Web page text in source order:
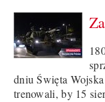
dniu Święta
trenowali, by 15